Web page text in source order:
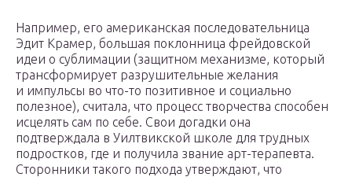
Например, его американская последовательница
Эдит Крамер, большая поклонница фрейдовской
идеи о сублимации (защитном механизме, который
трансформирует разрушительные желания
и импульсы во что-то позитивное и социально
полезное), считала, что процесс творчества способен
исцелять сам по себе. Свои догадки она
подтверждала в Уилтвикской школе для трудных
подростков, где и получила звание арт-терапевта.
Сторонники такого подхода утверждают, что